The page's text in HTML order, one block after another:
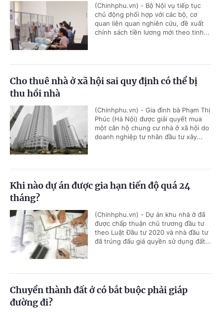
(Chinhphu.vn) - Bộ Nội vụ tiếp tục
chủ động phối hợp với các bộ, cơ
quan liên quan nghiên cứu, đề xuất
chính sách tiền lương mới theo tinh...
Cho thuê nhà ở xã hội sai quy định có thể bị
thu hồi nhà
(Chinhphu.vn) - Gia đình bà Phạm Thị
Phúc (Hà Nội) được giải quyết mua
một căn hộ chung cư nhà ở xã hội do
doanh nghiệp tư nhân đầu tư xây...
Khi nào dự án được gia hạn tiến độ quá 24
tháng?
(Chinhphu.vn) - Dự án khu nhà ở đã
được chấp thuận chủ trương đầu tư
theo Luật Đầu tư 2020 và nhà đầu tư
đã trúng đấu giá quyền sử dụng đất...
Chuyển thành đất ở có bắt buộc phải giáp
đường đi?